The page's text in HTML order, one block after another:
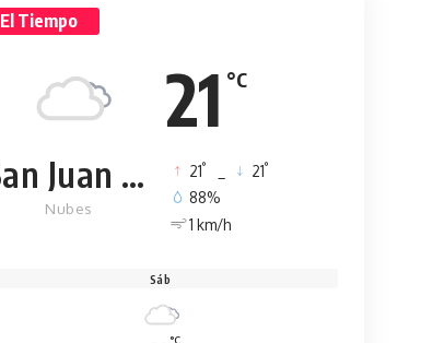
El Tiempo
21 °C
San Juan de la Maguana
Nubes
21° 21°
88%
1 km/h
Sáb
°C